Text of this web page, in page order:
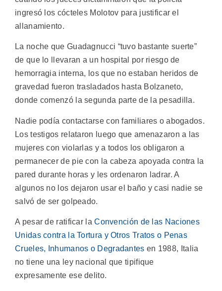
ingresó los cócteles Molotov para justificar el
allanamiento.
La noche que Guadagnucci “tuvo bastante suerte”
de que lo llevaran a un hospital por riesgo de
hemorragia interna, los que no estaban heridos de
gravedad fueron trasladados hasta Bolzaneto,
donde comenzó la segunda parte de la pesadilla.
Nadie podía contactarse con familiares o abogados.
Los testigos relataron luego que amenazaron a las
mujeres con violarlas y a todos los obligaron a
permanecer de pie con la cabeza apoyada contra la
pared durante horas y les ordenaron ladrar. A
algunos no los dejaron usar el baño y casi nadie se
salvó de ser golpeado.
A pesar de ratificar laConvención de las Naciones
Unidas contra la Tortura y Otros Tratos o Penas
Crueles, Inhumanos o Degradantes en 1988, Italia
no tiene una ley nacional que tipifique
expresamente ese delito.